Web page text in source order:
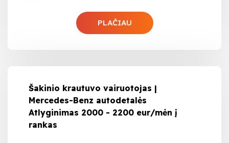
PLAČIAU
Šakinio krautuvo vairuotojas |
Mercedes-Benz autodetalės
Atlyginimas 2000 - 2200 eur/mėn į
rankas